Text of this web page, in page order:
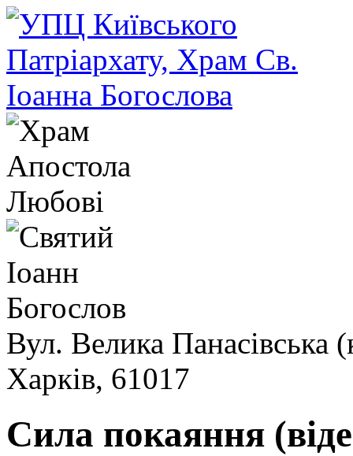
Вул. Велика Панасівська
Харків, 61017
Сила покаяння